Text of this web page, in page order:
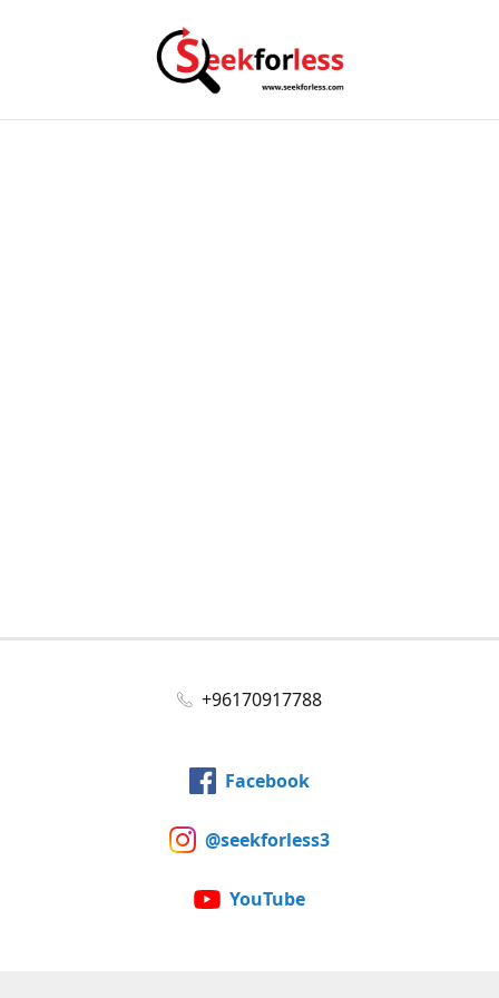
+96170917788
Facebook
@seekforless3
YouTube